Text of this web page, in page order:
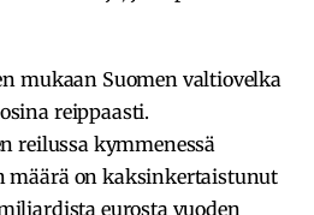
mukaan Suomen valtiovelka
reippaasti.
reilussa kymmenessä
määrä on kaksinkertaistunut
eurosta vuoden